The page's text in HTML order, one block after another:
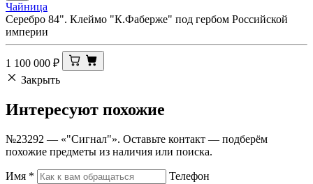
Чайница
Серебро 84". Клеймо "К.Фаберже" под гербом Российской
империи
1 100 000 ₽
Закрыть
Интересуют похожие
№23292 — «"Сигнал"». Оставьте контакт — подберём
похожие предметы из наличия или поиска.
Имя *
Телефон